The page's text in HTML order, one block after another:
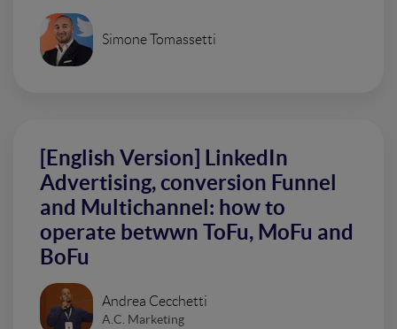
Simone Tomassetti
[English Version] LinkedIn
Advertising, conversion Funnel
and Multichannel: how to
operate betwwn ToFu, MoFu and
BoFu
Andrea Cecchetti
A.C. Marketing